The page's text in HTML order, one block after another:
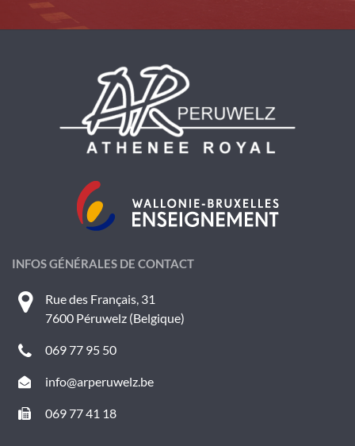
INFOS GÉNÉRALES DE CONTACT
Rue des Français, 31
7600 Péruwelz (Belgique)
069 77 95 50
info@arperuwelz.be
069 77 41 18